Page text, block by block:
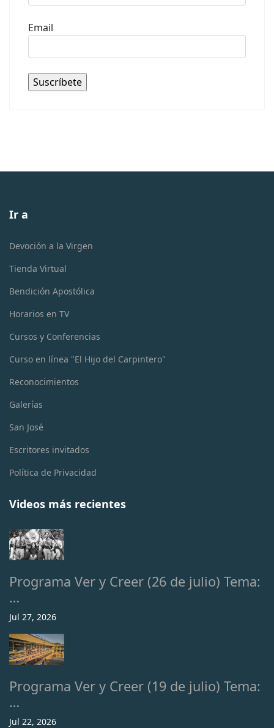
Email
Ir a
Devoción a la Virgen
Tienda Virtual
Bendición Apostólica
Horarios en TV
Cursos y Conferencias
Curso en línea "El Hijo del Carpintero"
Reconocimientos
Galerías
San José
Escritores invitados
Política de Privacidad
Videos más recientes
Programa Ver y Creer (26 de julio) Tema:
…
Jul 27, 2026
Programa Ver y Creer (19 de julio) Tema:
…
Jul 22, 2026